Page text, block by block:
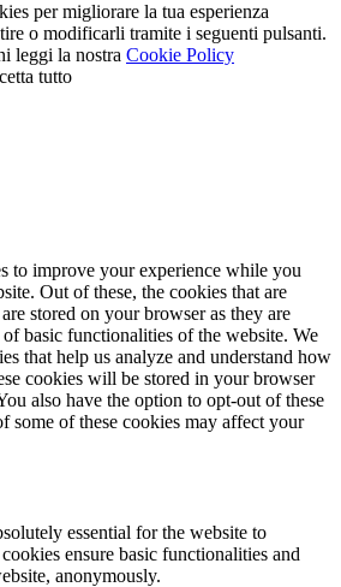
per migliorare la tua esperienza
o modificarli tramite i seguenti pulsanti.
leggi la nostra Cookie Policy
tutto
to improve your experience while you
Out of these, the cookies that are
stored on your browser as they are
basic functionalities of the website. We
that help us analyze and understand how
cookies will be stored in your browser
also have the option to opt-out of these
some of these cookies may affect your
essential for the website to
ensure basic functionalities and
anonymously.